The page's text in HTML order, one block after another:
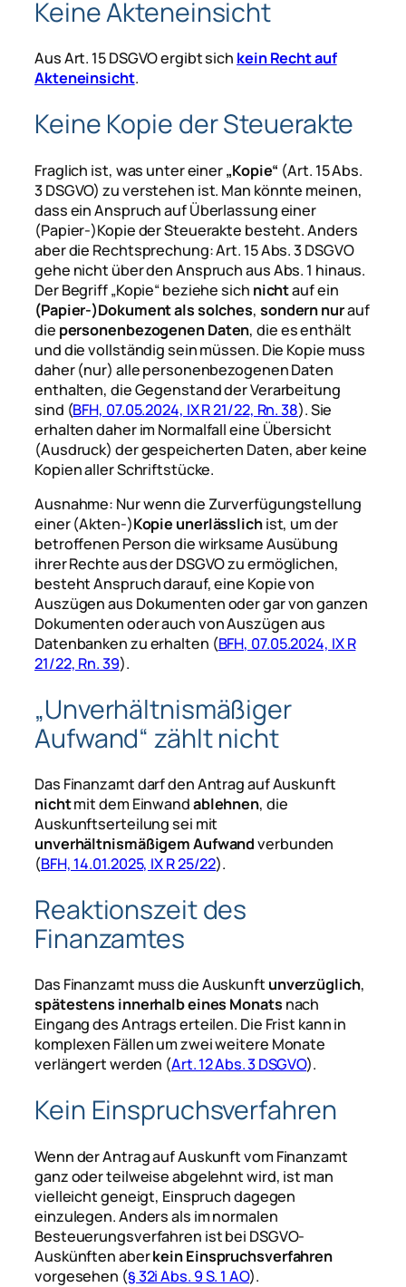
Keine Akteneinsicht
Aus Art. 15 DSGVO ergibt sich kein Recht auf
Akteneinsicht.
Keine Kopie der Steuerakte
Fraglich ist, was unter einer„Kopie“ (Art. 15 Abs.
3 DSGVO) zu verstehen ist. Man könnte meinen,
dass ein Anspruch auf Überlassung einer
(Papier-)Kopie der Steuerakte besteht. Anders
aber die Rechtsprechung: Art. 15 Abs. 3 DSGVO
gehe nicht über den Anspruch aus Abs. 1 hinaus.
Der Begriff „Kopie“ beziehe sich nichtauf ein
(Papier-)Dokument als solches, sondern nurauf
die personenbezogenen Daten, die es enthält
und die vollständig sein müssen. Die Kopie muss
daher (nur) alle personenbezogenen Daten
enthalten, die Gegenstand der Verarbeitung
sind (BFH, 07.05.2024, IX R 21/22, Rn. 38). Sie
erhalten daher im Normalfall eine Übersicht
(Ausdruck) der gespeicherten Daten, aber keine
Kopien aller Schriftstücke.
Ausnahme: Nur wenn die Zurverfügungstellung
einer (Akten-)Kopie unerlässlichist, um der
betroffenen Person die wirksame Ausübung
ihrer Rechte aus der DSGVO zu ermöglichen,
besteht Anspruch darauf, eine Kopie von
Auszügen aus Dokumenten oder gar von ganzen
Dokumenten oder auch von Auszügen aus
Datenbanken zu erhalten (BFH, 07.05.2024, IX R
21/22, Rn. 39).
„Unverhältnismäßiger
Aufwand“ zählt nicht
Das Finanzamt darf den Antrag auf Auskunft
nichtmit dem Einwandablehnen, die
Auskunftserteilung sei mit
unverhältnismäßigem Aufwandverbunden
(BFH, 14.01.2025, IX R 25/22).
Reaktionszeit des
Finanzamtes
Das Finanzamt muss die Auskunft unverzüglich,
spätestens innerhalb eines Monats nach
Eingang des Antrags erteilen. Die Frist kann in
komplexen Fällen um zwei weitere Monate
verlängert werden (Art. 12 Abs. 3 DSGVO).
Kein Einspruchsverfahren
Wenn der Antrag auf Auskunft vom Finanzamt
ganz oder teilweise abgelehnt wird, ist man
vielleicht geneigt, Einspruch dagegen
einzulegen. Anders als im normalen
Besteuerungsverfahren ist bei DSGVO-
Auskünften aberkein Einspruchsverfahren
vorgesehen (§ 32i Abs. 9 S. 1 AO).